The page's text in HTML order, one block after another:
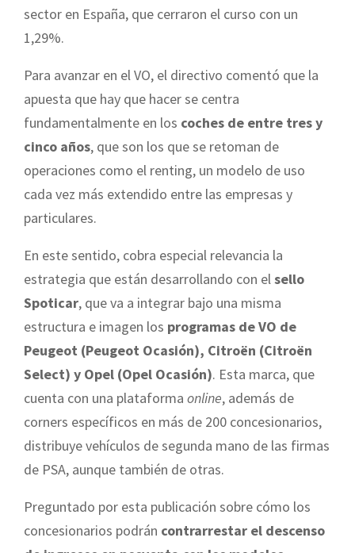
sector en España, que cerraron el curso con un
1,29%.
Para avanzar en el VO, el directivo comentó que la
apuesta que hay que hacer se centra
fundamentalmente en los coches de entre tres y
cinco años, que son los que se retoman de
operaciones como el renting, un modelo de uso
cada vez más extendido entre las empresas y
particulares.
En este sentido, cobra especial relevancia la
estrategia que están desarrollando con el sello
Spoticar, que va a integrar bajo una misma
estructura e imagen los programas de VO de
Peugeot (Peugeot Ocasión), Citroën (Citroën
Select) y Opel (Opel Ocasión). Esta marca, que
cuenta con una plataforma online, además de
corners específicos en más de 200 concesionarios,
distribuye vehículos de segunda mano de las firmas
de PSA, aunque también de otras.
Preguntado por esta publicación sobre cómo los
concesionarios podrán contrarrestar el descenso